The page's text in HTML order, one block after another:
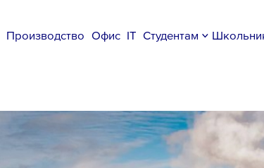
Производство Офис IT Студентам